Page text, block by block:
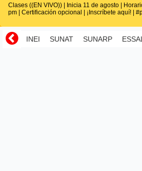
Clases ((EN VIVO)) | Inicia 11 de agosto |
pm | Certificación opcional | ¡Inscríbete aquí! |
INEI SUNAT SUNARP